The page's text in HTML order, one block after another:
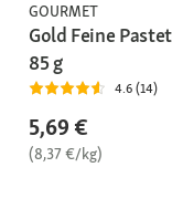
GOURMET
Gold Feine
85 g
4.6 (14)
5,69 €
(8,37 €/kg)